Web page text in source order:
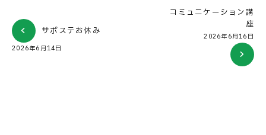
サポステお休み
2026年6月14日
コミュニケーション講
座
2026年6月16日